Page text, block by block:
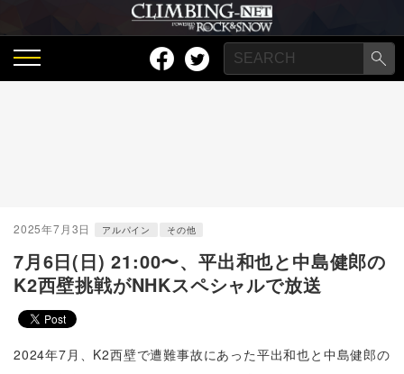
2025年7月3日 アルパイン その他
7月6日(日) 21:00〜、平出和也と中島健郎の
K2西壁挑戦がNHKスペシャルで放送
2024年7月、K2西壁で遭難事故にあった平出和也と中島健郎の